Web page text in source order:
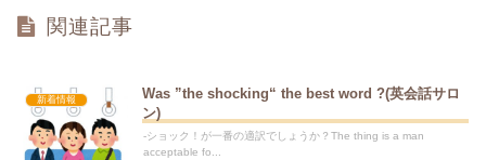
関連記事
新着情報
Was ”the shocking“ the best word ?(英会話サロ
ン)
-ショック！が一番の適訳でしょうか？The thing is a man
acceptable fo...